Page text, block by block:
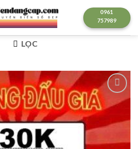
0961
757989
LỌC
Lưu